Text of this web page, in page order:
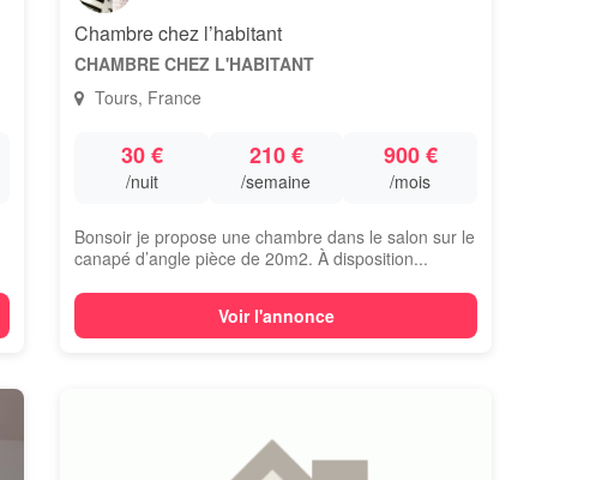
Chambre chez l’habitant
CHAMBRE CHEZ L'HABITANT
Tours, France
30 €
/nuit
210 €
/semaine
900 €
/mois
Bonsoir je propose une chambre dans le salon sur le
canapé d’angle pièce de 20m2. À disposition...
Voir l'annonce